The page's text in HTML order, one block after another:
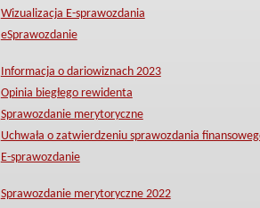
Wizualizacja E-sprawozdania
eSprawozdanie
Informacja o dariowiznach 2023
Opinia biegłego rewidenta
Sprawozdanie merytoryczne
Uchwała o zatwierdzeniu sprawozdania
E-sprawozdanie
Sprawozdanie merytoryczne 2022